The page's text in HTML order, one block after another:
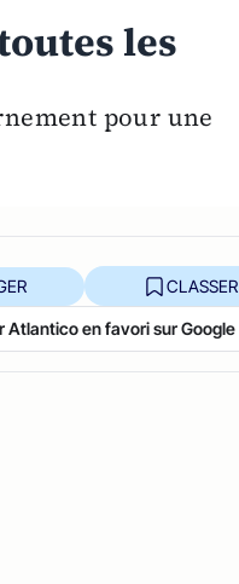
les
pour une
CLASSER
Atlantico en favori sur Google